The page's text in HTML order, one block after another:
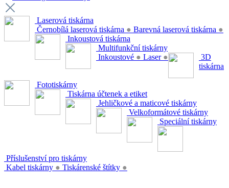
Laserová tiskárna
Černobílá laserová tiskárna ● Barevná laserová tiskárna ●
Inkoustová tiskárna
Multifunkční tiskárny
Inkoustové ● Laser ●
3D
tiskárna
Fototiskárny
Tiskárna účtenek a etiket
Jehličkové a maticové tiskárny
Velkoformátové tiskárny
Speciální tiskárny
Příslušenství pro tiskárny
Kabel tiskárny ● Tiskárenské štítky ●